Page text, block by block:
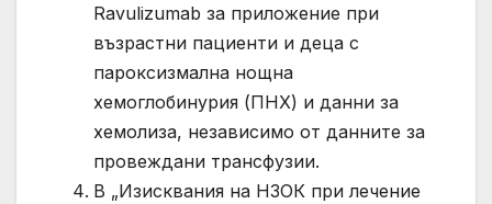
Ravulizumab за приложение при
възрастни пациенти и деца с
пароксизмална нощна
хемоглобинурия (ПНХ) и данни за
хемолиза, независимо от данните за
провеждани трансфузии.
В „Изисквания на НЗОК при лечение